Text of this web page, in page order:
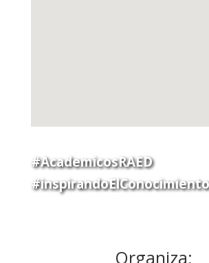
#AcademicosRAED
#inspirandoElConocimiento
Organiza: